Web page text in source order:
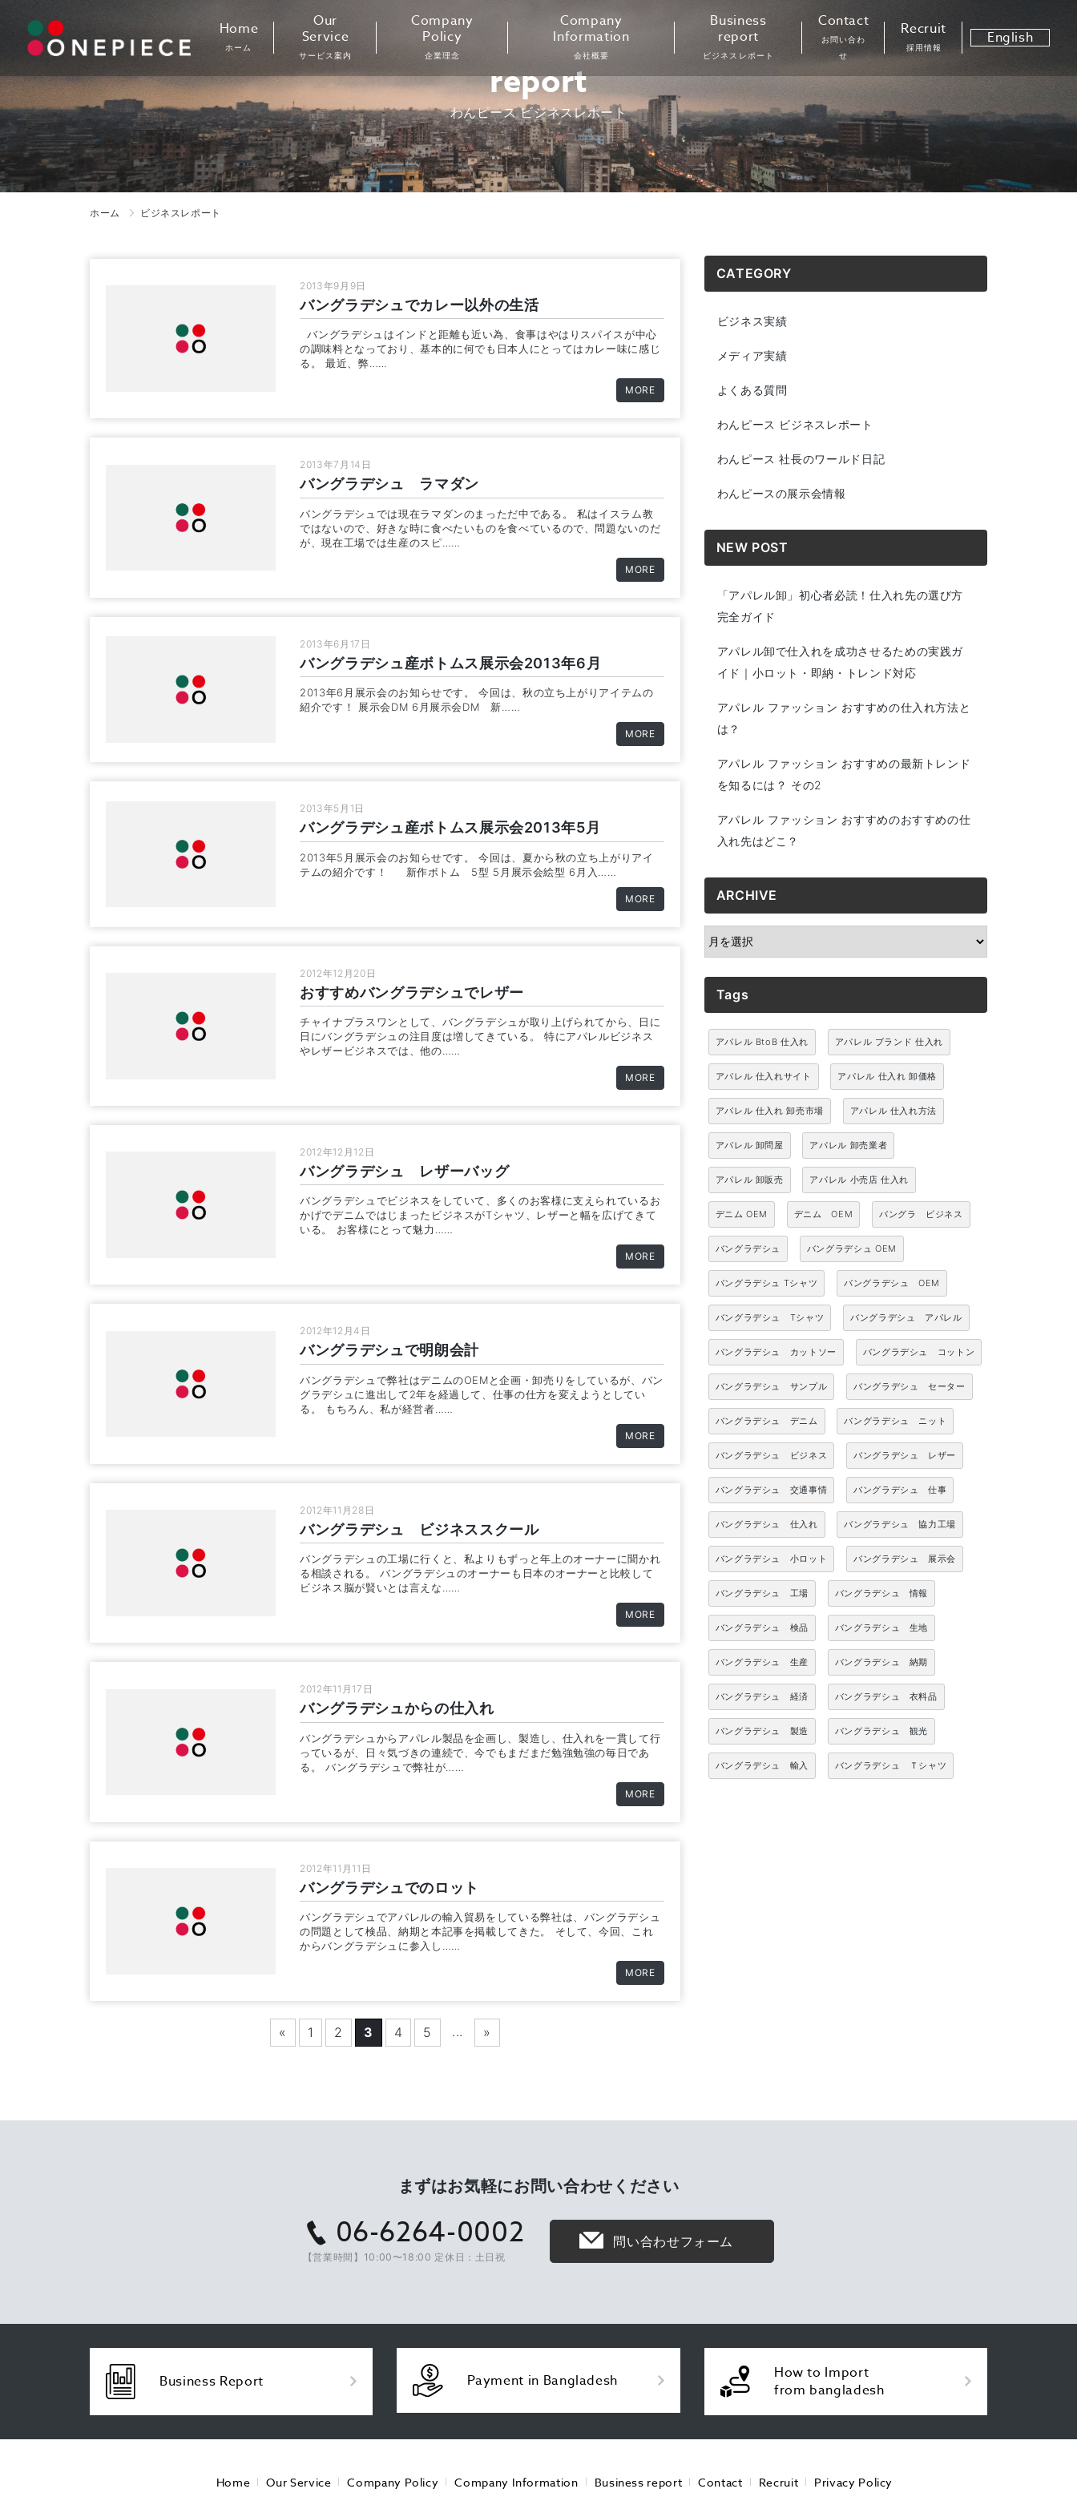
content
Home
ホーム
Our
Service
サービス案内
Company
Policy
企業理念
Company
Information
会社概要
Business
report
ビジネスレポート
Contact
お問い合わ
せ
Recruit
採用情報 English
report
わんピース ビジネスレポート
ホーム ビジネスレポート
2013年9月9日
バングラデシュでカレー以外の生活
バングラデシュはインドと距離も近い為、食事はやはりスパイスが中心
の調味料となっており、基本的に何でも日本人にとってはカレー味に感じ
る。 最近、弊……
MORE
2013年7月14日
バングラデシュ ラマダン
バングラデシュでは現在ラマダンのまっただ中である。 私はイスラム教
ではないので、好きな時に食べたいものを食べているので、問題ないのだ
が、現在工場では生産のスピ……
MORE
2013年6月17日
バングラデシュ産ボトムス展示会2013年6月
2013年6月展示会のお知らせです。 今回は、秋の立ち上がりアイテムの
紹介です！ 展示会DM 6月展示会DM 新……
MORE
2013年5月1日
バングラデシュ産ボトムス展示会2013年5月
2013年5月展示会のお知らせです。 今回は、夏から秋の立ち上がりアイ
テムの紹介です！ 新作ボトム 5型 5月展示会絵型 6月入……
MORE
2012年12月20日
おすすめバングラデシュでレザー
チャイナプラスワンとして、バングラデシュが取り上げられてから、日に
日にバングラデシュの注目度は増してきている。 特にアパレルビジネス
やレザービジネスでは、他の……
MORE
2012年12月12日
バングラデシュ レザーバッグ
バングラデシュでビジネスをしていて、多くのお客様に支えられているお
かげでデニムではじまったビジネスがTシャツ、レザーと幅を広げてきて
いる。 お客様にとって魅力……
MORE
2012年12月4日
バングラデシュで明朗会計
バングラデシュで弊社はデニムのOEMと企画・卸売りをしているが、バン
グラデシュに進出して2年を経過して、仕事の仕方を変えようとしてい
る。 もちろん、私が経営者……
MORE
2012年11月28日
バングラデシュ ビジネススクール
バングラデシュの工場に行くと、私よりもずっと年上のオーナーに聞かれ
る相談される。 バングラデシュのオーナーも日本のオーナーと比較して
ビジネス脳が賢いとは言えな……
MORE
2012年11月17日
バングラデシュからの仕入れ
バングラデシュからアパレル製品を企画し、製造し、仕入れを一貫して行
っているが、日々気づきの連続で、今でもまだまだ勉強勉強の毎日であ
る。 バングラデシュで弊社が……
MORE
2012年11月11日
バングラデシュでのロット
バングラデシュでアパレルの輸入貿易をしている弊社は、バングラデシュ
の問題として検品、納期と本記事を掲載してきた。 そして、今回、これ
からバングラデシュに参入し……
MORE
« 1 2 3 4 5 ... »
CATEGORY
ビジネス実績
メディア実績
よくある質問
わんピース ビジネスレポート
わんピース 社長のワールド日記
わんピースの展示会情報
NEW POST
「アパレル卸」初心者必読！仕入れ先の選び方
完全ガイド
アパレル卸で仕入れを成功させるための実践ガ
イド｜小ロット・即納・トレンド対応
アパレル ファッション おすすめの仕入れ方法と
は？
アパレル ファッション おすすめの最新トレンド
を知るには？ その2
アパレル ファッション おすすめのおすすめの仕
入れ先はどこ？
ARCHIVE
ARCHIVE
Tags
アパレル BtoB 仕入れ アパレル ブランド 仕入れ
アパレル 仕入れサイト アパレル 仕入れ 卸価格
アパレル 仕入れ 卸売市場 アパレル 仕入れ方法
アパレル 卸問屋 アパレル 卸売業者
アパレル 卸販売 アパレル 小売店 仕入れ
デニム OEM デニム OEM バングラ ビジネス
バングラデシュ バングラデシュ OEM
バングラデシュ Tシャツ バングラデシュ OEM
バングラデシュ Tシャツ バングラデシュ アパレル
バングラデシュ カットソー バングラデシュ コットン
バングラデシュ サンプル バングラデシュ セーター
バングラデシュ デニム バングラデシュ ニット
バングラデシュ ビジネス バングラデシュ レザー
バングラデシュ 交通事情 バングラデシュ 仕事
バングラデシュ 仕入れ バングラデシュ 協力工場
バングラデシュ 小ロット バングラデシュ 展示会
バングラデシュ 工場 バングラデシュ 情報
バングラデシュ 検品 バングラデシュ 生地
バングラデシュ 生産 バングラデシュ 納期
バングラデシュ 経済 バングラデシュ 衣料品
バングラデシュ 製造 バングラデシュ 観光
バングラデシュ 輸入 バングラデシュ Ｔシャツ
まずはお気軽にお問い合わせください
06-6264-0002
【営業時間】10:00〜18:00 定休日：土日祝
問い合わせフォーム
Business Report Payment in Bangladesh
How to Import
from bangladesh
Home Our Service Company Policy Company Information Business report Contact Recruit Privacy Policy